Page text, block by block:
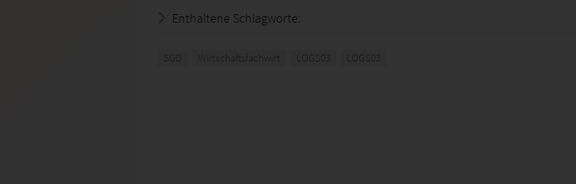
Enthaltene Schlagworte:
SGD Wirtschaftsfachwirt LOGS03 LOGS03